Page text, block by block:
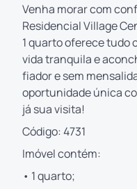
Venha morar com
Residencial Village
1 quarto oferece tudo
vida tranquila e
fiador e sem
oportunidade única
já sua visita!
Código: 4731
Imóvel contém:
• 1 quarto;